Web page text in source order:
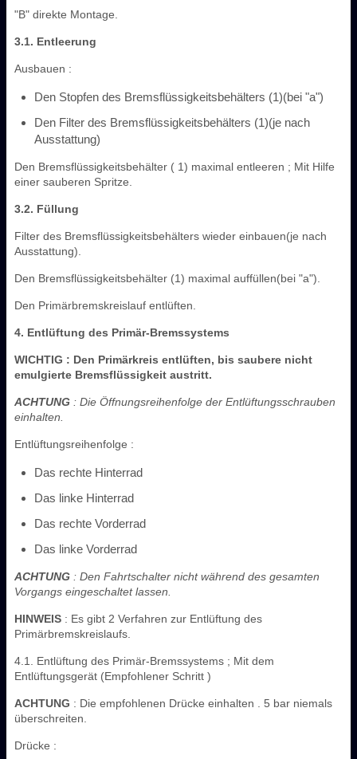
"B" direkte Montage.
3.1. Entleerung
Ausbauen :
Den Stopfen des Bremsflüssigkeitsbehälters (1)(bei "a")
Den Filter des Bremsflüssigkeitsbehälters (1)(je nach
Ausstattung)
Den Bremsflüssigkeitsbehälter ( 1) maximal entleeren ; Mit Hilfe
einer sauberen Spritze.
3.2. Füllung
Filter des Bremsflüssigkeitsbehälters wieder einbauen(je nach
Ausstattung).
Den Bremsflüssigkeitsbehälter (1) maximal auffüllen(bei "a").
Den Primärbremskreislauf entlüften.
4. Entlüftung des Primär-Bremssystems
WICHTIG : Den Primärkreis entlüften, bis saubere nicht
emulgierte Bremsflüssigkeit austritt.
ACHTUNG : Die Öffnungsreihenfolge der Entlüftungsschrauben
einhalten.
Entlüftungsreihenfolge :
Das rechte Hinterrad
Das linke Hinterrad
Das rechte Vorderrad
Das linke Vorderrad
ACHTUNG : Den Fahrtschalter nicht während des gesamten
Vorgangs eingeschaltet lassen.
HINWEIS : Es gibt 2 Verfahren zur Entlüftung des
Primärbremskreislaufs.
4.1. Entlüftung des Primär-Bremssystems ; Mit dem
Entlüftungsgerät (Empfohlener Schritt )
ACHTUNG : Die empfohlenen Drücke einhalten . 5 bar niemals
überschreiten.
Drücke :